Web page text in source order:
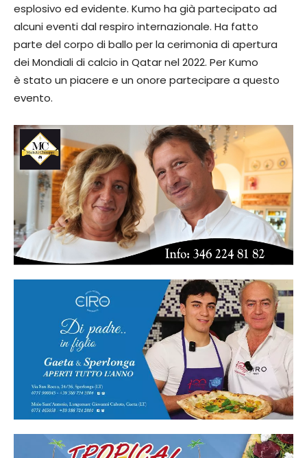
esplosivo ed evidente. Kumo ha già partecipato ad
alcuni eventi dal respiro internazionale. Ha fatto
parte del corpo di ballo per la cerimonia di apertura
dei Mondiali di calcio in Qatar nel 2022. Per Kumo
è stato un piacere e un onore partecipare a questo
evento.